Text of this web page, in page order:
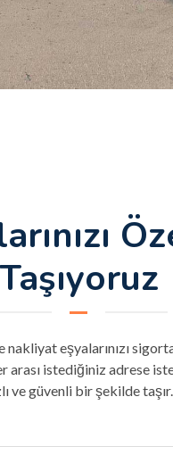
Taşıyoruz
nakliyat eşyalarınızı
arası istediğiniz adrese
ve güvenli bir şekilde taşır.